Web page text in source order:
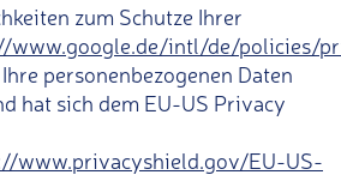
zum Schutze Ihrer
www.google.de/intl/de/policies/
personenbezogenen Daten
hat sich dem EU-US Privacy
www.privacyshield.gov/EU-US-